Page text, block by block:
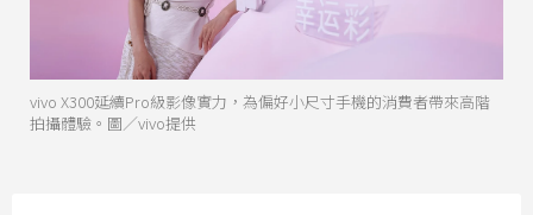
vivo X300延續Pro級影像實力，為偏好小尺寸手機的消費者帶來高階
拍攝體驗。圖／vivo提供